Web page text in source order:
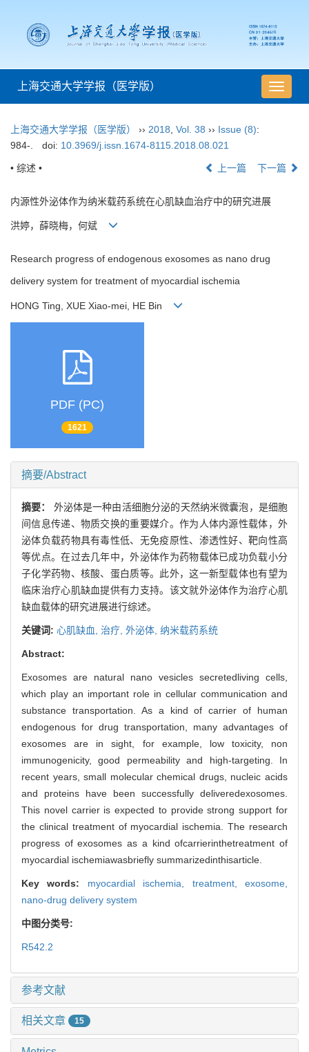
导
航
上海交通大学学报（医学版）
上海交通大学学报（医学版） ›› 2018 Vol. 38 ›› Issue (8):
984-.
doi: 10.3969/j.issn.1674-8115.2018.08.021
• 综述 • 上一篇 下一篇
内源性外泌体作为纳米载药系统在心肌缺血治疗中的研究进展
洪婷，薛晓梅，何斌
Research progress of endogenous exosomes as nano drug
delivery system for treatment of myocardial ischemia
HONG Ting, XUE Xiao-mei, HE Bin
PDF (PC)
1621
摘要/Abstract
摘要： 外泌体是一种由活细胞分泌的天然纳米微囊泡，是细胞
间信息传递、物质交换的重要媒介。作为人体内源性载体，外
泌体负载药物具有毒性低、无免疫原性、渗透性好、靶向性高
等优点。在过去几年中，外泌体作为药物载体已成功负载小分
子化学药物、核酸、蛋白质等。此外，这一新型载体也有望为
临床治疗心肌缺血提供有力支持。该文就外泌体作为治疗心肌
缺血载体的研究进展进行综述。
关键词: 心肌缺血, 治疗, 外泌体, 纳米载药系统
Abstract:
Exosomes are natural nano vesicles secretedliving cells,
which play an important role in cellular communication and
substance transportation. As a kind of carrier of human
endogenous for drug transportation, many advantages of
exosomes are in sight, for example, low toxicity, non
immunogenicity, good permeability and high-targeting. In
recent years, small molecular chemical drugs, nucleic acids
and proteins have been successfully deliveredexosomes.
This novel carrier is expected to provide strong support for
the clinical treatment of myocardial ischemia. The research
progress of exosomes as a kind ofcarrierinthetreatment of
myocardial ischemiawasbriefly summarizedinthisarticle.
Key words: myocardial ischemia, treatment,exosome,
nano-drug delivery system
中图分类号:
R542.2
参考文献
相关文章 15